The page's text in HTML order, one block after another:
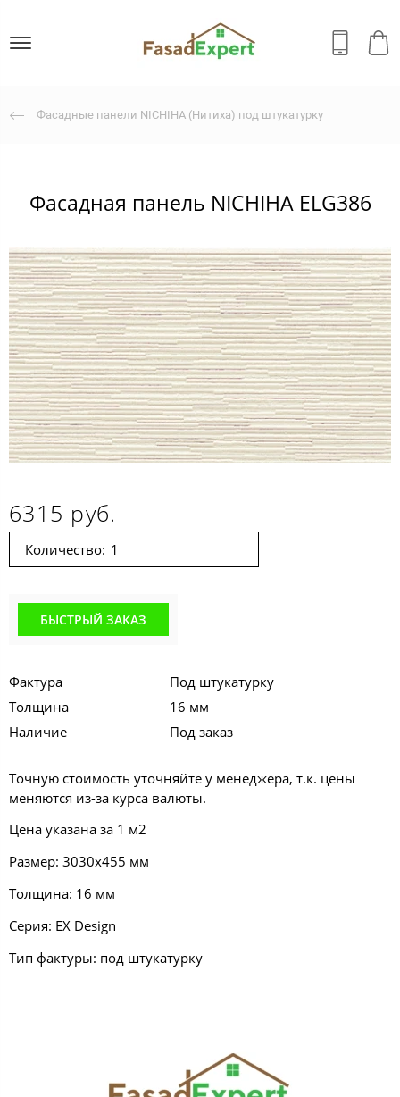
Фасадные панели NICHIHA (Нитиха) под штукатурку
Фасадная панель NICHIHA ELG386
6315 руб.
Количество:
БЫСТРЫЙ ЗАКАЗ
Фактура
Под штукатурку
Толщина
16 мм
Наличие
Под заказ
Точную стоимость уточняйте у менеджера, т.к. цены
меняются из-за курса валюты.
Цена указана за 1 м2
Размер: 3030х455 мм
Толщина: 16 мм
Серия: EX Design
Тип фактуры: под штукатурку